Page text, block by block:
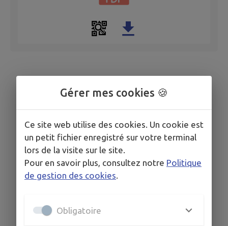
Gérer mes cookies 🍪
Ce site web utilise des cookies. Un cookie est
un petit fichier enregistré sur votre terminal
lors de la visite sur le site.
Pour en savoir plus, consultez notre Politique
de gestion des cookies.
Obligatoire